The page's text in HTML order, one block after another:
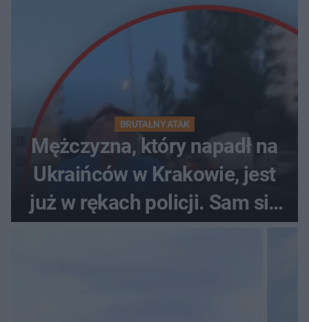
BRUTALNY ATAK
Mężczyzna, który napadł na
Ukraińców w Krakowie, jest
już w rękach policji. Sam się
zgłosił